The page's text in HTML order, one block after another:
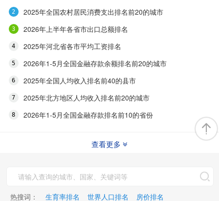
2025年全国农村居民消费支出排名前20的城市
2026年上半年各省市出口总额排名
2025年河北省各市平均工资排名
2026年1-5月全国金融存款余额排名前20的城市
2025年全国人均收入排名前40的县市
2025年北方地区人均收入排名前20的城市
2026年1-5月全国金融存款排名前10的省份
查看更多
热搜词： 生育率排名 世界人口排名 房价排名